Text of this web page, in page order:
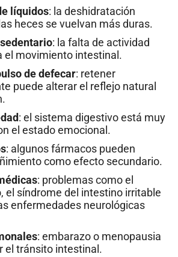
líquidos: la deshidratación
heces se vuelvan más duras.
: la falta de actividad
el movimiento intestinal.
de defecar: retener
puede alterar el reflejo natural
: el sistema digestivo está muy
el estado emocional.
: algunos fármacos pueden
como efecto secundario.
: problemas como el
el síndrome del intestino irritable
enfermedades neurológicas
: embarazo o menopausia
el tránsito intestinal.